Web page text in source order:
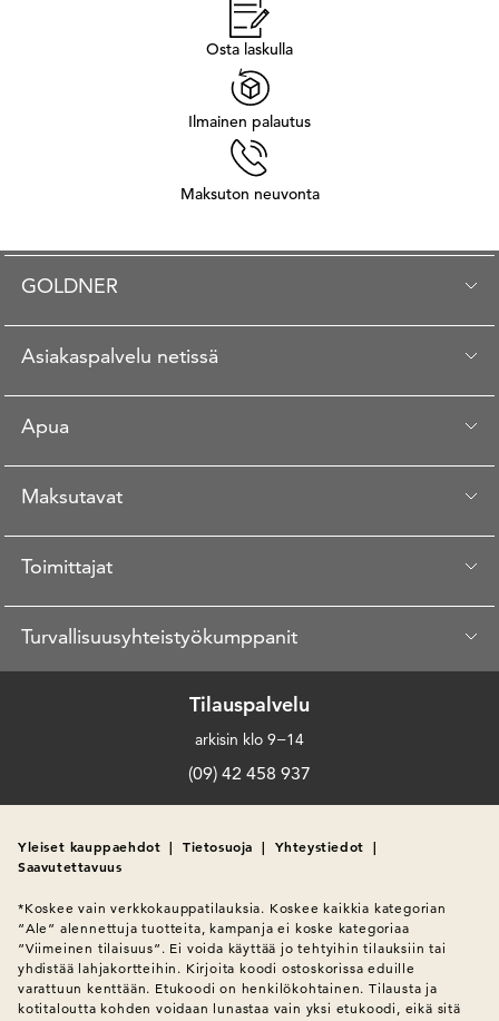
Osta laskulla
Ilmainen palautus
Maksuton neuvonta
GOLDNER
Asiakaspalvelu netissä
Apua
Maksutavat
Toimittajat
Turvallisuusyhteistyökumppanit
Tilauspalvelu
arkisin klo 9−14
(09) 42 458 937
Yleiset kauppaehdot | Tietosuoja | Yhteystiedot |
Saavutettavuus
*Koskee vain verkkokauppatilauksia. Koskee kaikkia kategorian
”Ale” alennettuja tuotteita, kampanja ei koske kategoriaa
”Viimeinen tilaisuus”. Ei voida käyttää jo tehtyihin tilauksiin tai
yhdistää lahjakortteihin. Kirjoita koodi ostoskorissa eduille
varattuun kenttään. Etukoodi on henkilökohtainen. Tilausta ja
kotitaloutta kohden voidaan lunastaa vain yksi etukoodi, eikä sitä